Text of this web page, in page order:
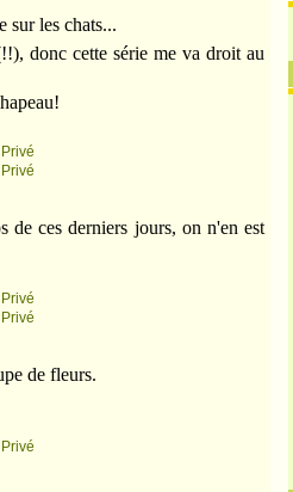
sur les chats...
donc cette série me va droit au
de ces derniers jours, on n'en est
de fleurs.